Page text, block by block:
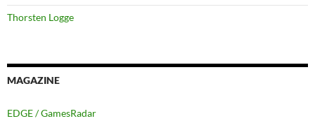
Thorsten Logge
MAGAZINE
EDGE / GamesRadar